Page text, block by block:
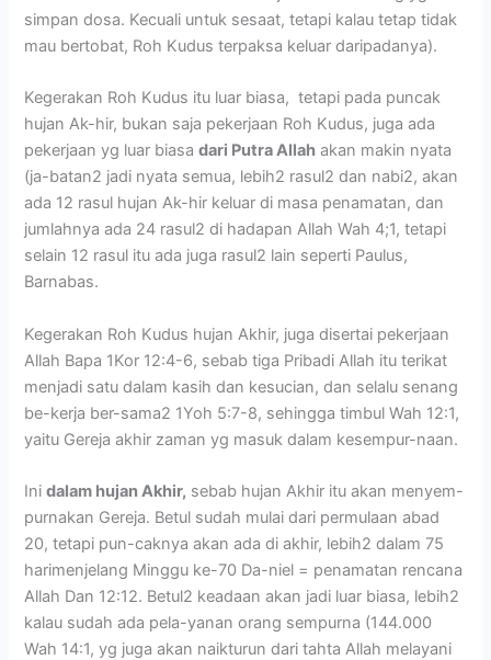
simpan dosa. Kecuali untuk sesaat, tetapi kalau tetap tidak
mau bertobat, Roh Kudus terpaksa keluar daripadanya).
Kegerakan Roh Kudus itu luar biasa, tetapi pada puncak
hujan Ak-hir, bukan saja pekerjaan Roh Kudus, juga ada
pekerjaan yg luar biasadari Putra Allah akan makin nyata
(ja-batan2 jadi nyata semua, lebih2 rasul2 dan nabi2, akan
ada 12 rasul hujan Ak-hir keluar di masa penamatan, dan
jumlahnya ada 24 rasul2 di hadapan Allah Wah 4;1, tetapi
selain 12 rasul itu ada juga rasul2 lain seperti Paulus,
Barnabas.
Kegerakan Roh Kudus hujan Akhir, juga disertai pekerjaan
Allah Bapa 1Kor 12:4-6, sebab tiga Pribadi Allah itu terikat
menjadi satu dalam kasih dan kesucian, dan selalu senang
be-kerja ber-sama2 1Yoh 5:7-8, sehingga timbul Wah 12:1,
yaitu Gereja akhir zaman yg masuk dalam kesempur-naan.
Inidalam hujan Akhir, sebab hujan Akhir itu akan menyem-
purnakan Gereja. Betul sudah mulai dari permulaan abad
20, tetapi pun-caknya akan ada di akhir, lebih2 dalam 75
harimenjelang Minggu ke-70 Da-niel = penamatan rencana
Allah Dan 12:12. Betul2 keadaan akan jadi luar biasa, lebih2
kalau sudah ada pela-yanan orang sempurna (144.000
Wah 14:1, yg juga akan naikturun dari tahta Allah melayani